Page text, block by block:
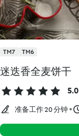
TM7 TM6
迷迭香全麦饼干
5.0
准备工作 20 分钟